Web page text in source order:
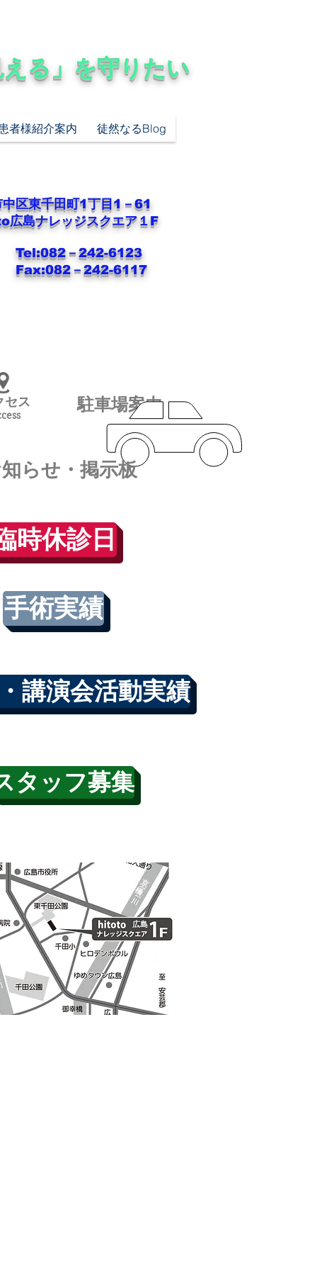
る」を守りたい
者様紹介案内 徒然なるBlog
中区東千田町1丁目1－61
島ナレッジスクエア１F
－242-6123
－242-6117
セス 駐車場案内
らせ・掲示板
時休診日
手術実績
講演会活動実績
タッフ募集
​
京
​
橋
広島